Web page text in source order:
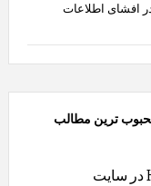
افشای اطلاعات
ترین مطالب
راه اندازی سرویس KMS در سایت